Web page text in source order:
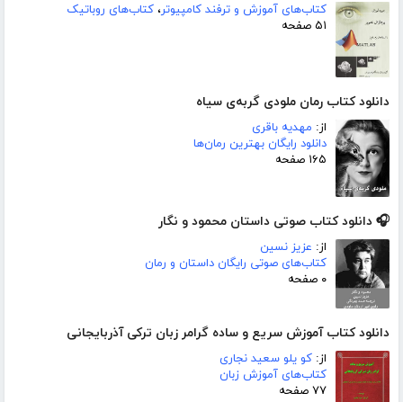
کتاب‌های آموزش و ترفند کامپیوتر، کتاب‌های روباتیک
۵۱ صفحه
دانلود کتاب رمان ملودی گربه‌ی سیاه
از: مهدیه باقری
دانلود رایگان بهترین رمان‌ها
۱۶۵ صفحه
🎧 دانلود کتاب صوتی داستان محمود و نگار
از: عزیز نسین
کتاب‌های صوتی رایگان داستان و رمان
۰ صفحه
دانلود کتاب آموزش سریع و ساده گرامر زبان ترکی آذربایجانی
از: کو یلو سعید نجاری
کتاب‌های آموزش زبان
۷۷ صفحه